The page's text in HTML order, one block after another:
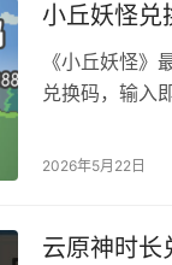
小丘妖怪兑
《小丘妖怪》
兑换码，输入
人妖怪蛋
2026年5月22日
云原神时长